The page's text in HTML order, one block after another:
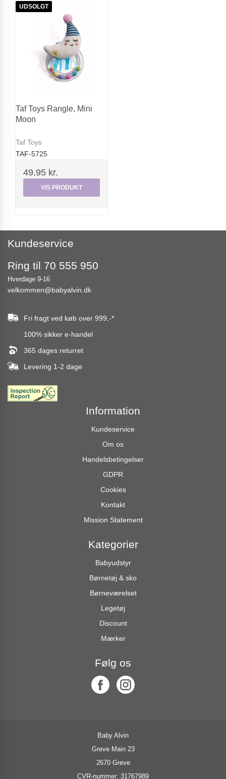
UDSOLGT
Taf Toys Rangle, Mini
Moon
Taf Toys
TAF-5725
49,95 kr.
VIS PRODUKT
Kundeservice
Ring til 70 555 950
Hverdage 9-16
velkommen@babyalvin.dk
Fri fragt ved køb over 999,-*
100% sikker e-handel
365 dages returret
Levering 1-2 dage
Information
Kundeservice
Om os
Handelsbetingelser
GDPR
Cookies
Kontakt
Mission Statement
Kategorier
Babyudstyr
Børnetøj & sko
Børneværelset
Legetøj
Discount
Mærker
Følg os
Baby Alvin
Greve Main 23
2670 Greve
CVR-nummer: 31767989